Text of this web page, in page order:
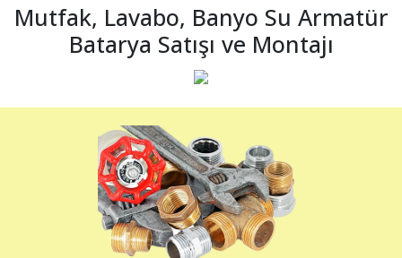
Mutfak, Lavabo, Banyo Su Armatür
Batarya Satışı ve Montajı